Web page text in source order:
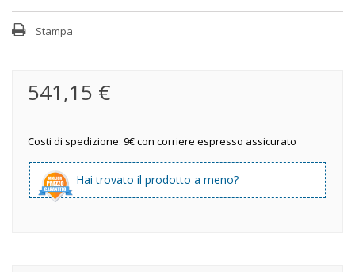
Stampa
541,15 €
Costi di spedizione: 9€ con corriere espresso assicurato
Hai trovato il prodotto a meno?